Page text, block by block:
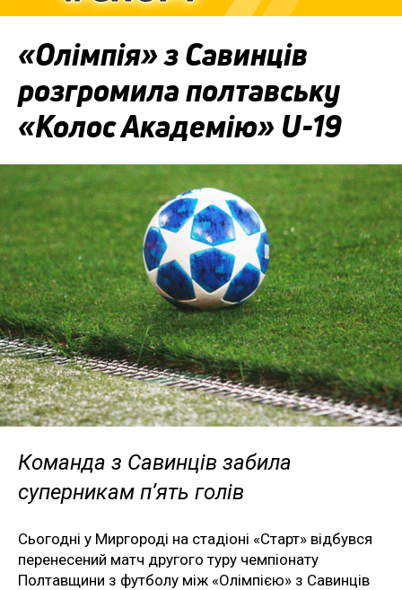
«Олімпія» з Савинців
розгромила полтавську
«Колос Академію» U-19
Команда з Савинців забила
суперникам п’ять голів
Сьогодні у Миргороді на стадіоні «Старт» відбувся
перенесений матч другого туру чемпіонату
Полтавщини з футболу між «Олімпією» з Савинців